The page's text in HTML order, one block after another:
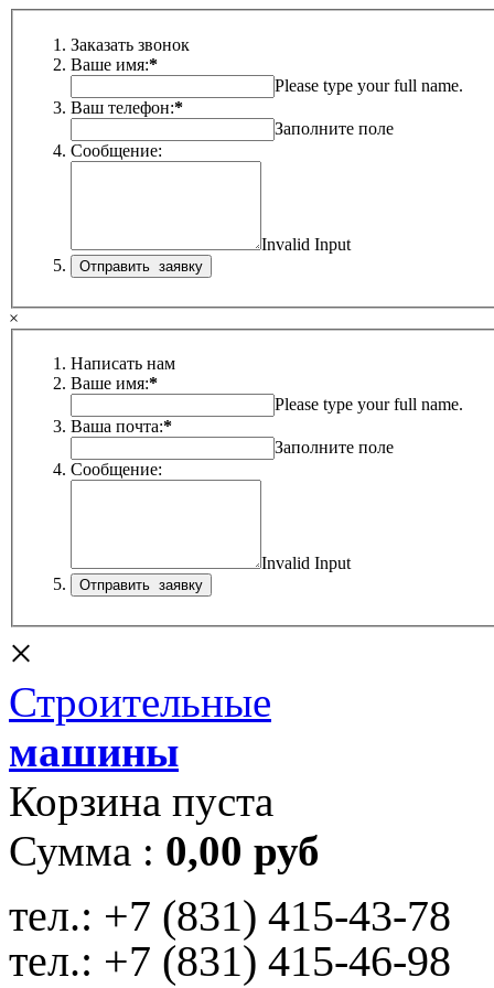
Заказать звонок
Ваше имя:*
Please type your full name.
Ваш телефон:*
Заполните поле
Сообщение:
Invalid Input
×
Написать нам
Ваше имя:*
Please type your full name.
Ваша почта:*
Заполните поле
Сообщение:
Invalid Input
×
Строительные
машины
Корзина пуста
Сумма : 0,00 руб
тел.: +7 (831) 415-43-78
тел.: +7 (831) 415-46-98